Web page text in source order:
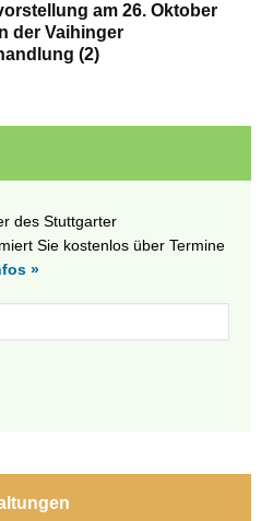
am 26. Oktober
der Vaihinger
(2)
des Stuttgarter
Sie kostenlos über Termine
»